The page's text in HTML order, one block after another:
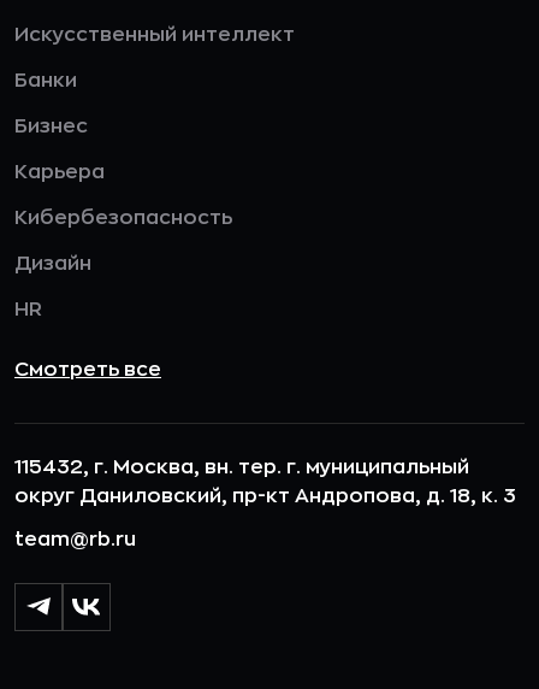
Искусственный интеллект
Банки
Бизнес
Карьера
Кибербезопасность
Дизайн
HR
Смотреть все
115432, г. Москва, вн. тер. г. муниципальный
округ Даниловский, пр-кт Андропова, д. 18, к. 3
team@rb.ru